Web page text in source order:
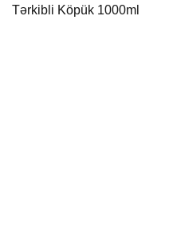
Tərkibli Köpük 1000ml